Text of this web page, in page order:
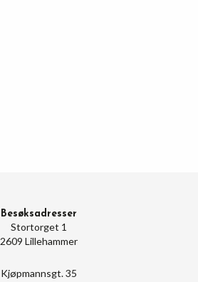
Besøksadresser
Stortorget 1
2609 Lillehammer
Kjøpmannsgt. 35